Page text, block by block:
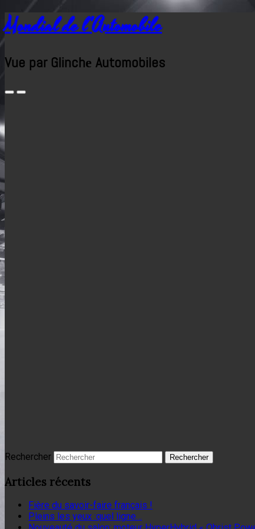
Mondial de l'Automobile
Vue par Glinchе Automobiles
Rechercher
Articles récents
Fière du savoir-faire français !
Pleins les yeux :quel ligne…